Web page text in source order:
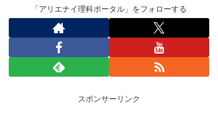
「アリエナイ理科ポータル」をフォローする
スポンサーリンク